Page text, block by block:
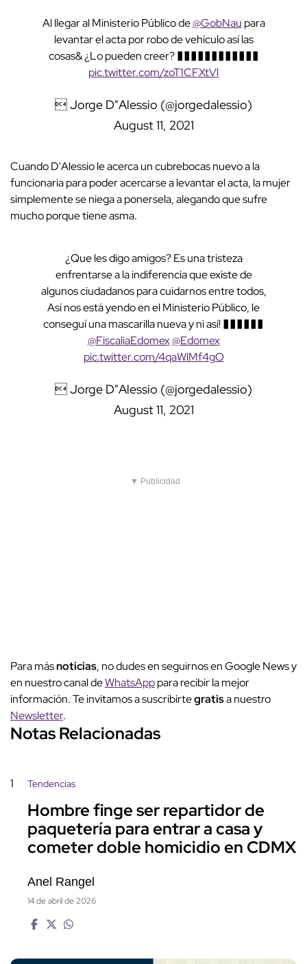
Al llegar al Ministerio Público de@GobNau para
levantar el acta por robo de vehículo así las
cosas& ¿Lo pueden creer? ������������
pic.twitter.com/zoT1CFXtVl
 Jorge D"Alessio (@jorgedalessio)
August 11, 2021
Cuando D'Alessio le acerca un cubrebocas nuevo a la
funcionaria para poder acercarse a levantar el acta, la mujer
simplemente se niega a ponersela, alegando que sufre
mucho porque tiene asma.
¿Que les digo amigos? Es una tristeza
enfrentarse a la indiferencia que existe de
algunos ciudadanos para cuidarnos entre todos,
Así nos está yendo en el Ministerio Público, le
conseguí una mascarilla nueva y ni así! ������
@FiscaliaEdomex@Edomex
pic.twitter.com/4qaWlMf4gO
 Jorge D"Alessio (@jorgedalessio)
August 11, 2021
▼ Publicidad
Para másnoticias, no dudes en seguirnos en Google News y
en nuestro canal deWhatsApppara recibir la mejor
información. Te invitamos a suscribirtegratisa nuestro
Newsletter.
Notas Relacionadas
1 Tendencias
Hombre finge ser repartidor de
paquetería para entrar a casa y
cometer doble homicidio en CDMX
Anel Rangel
14 de abril de 2026